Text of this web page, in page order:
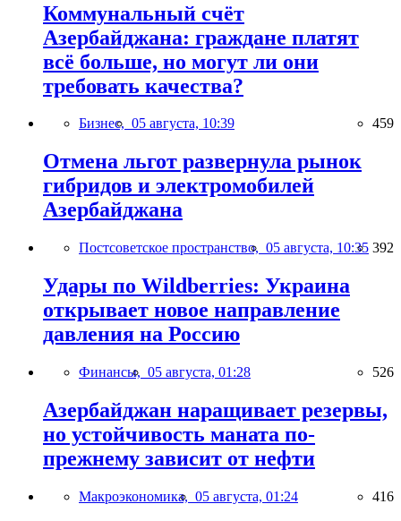
Коммунальный счёт
Азербайджана: граждане платят
всё больше, но могут ли они
требовать качества?
Бизнес, 05 августа, 10:39 459
Отмена льгот развернула рынок
гибридов и электромобилей
Азербайджана
Постсоветское пространство, 05 августа, 10:35 392
Удары по Wildberries: Украина
открывает новое направление
давления на Россию
Финансы, 05 августа, 01:28 526
Азербайджан наращивает резервы,
но устойчивость маната по-
прежнему зависит от нефти
Макроэкономика, 05 августа, 01:24 416